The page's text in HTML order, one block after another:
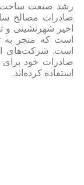
رشد صنعت ساخت
صادرات مصالح
اخیر شهرنشینی و
است که منجر به
است. شرکت‌های
صادرات خود
استفاده کرده‌اند.